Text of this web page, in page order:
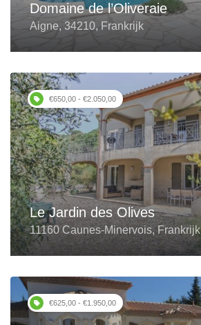
Domaine de l’Oliveraie
Aigne, 34210, Frankrijk
€650,00 - €2.050,00
Le Jardin des Olives
11160 Caunes-Minervois, Frankrijk
€625,00 - €1.950,00